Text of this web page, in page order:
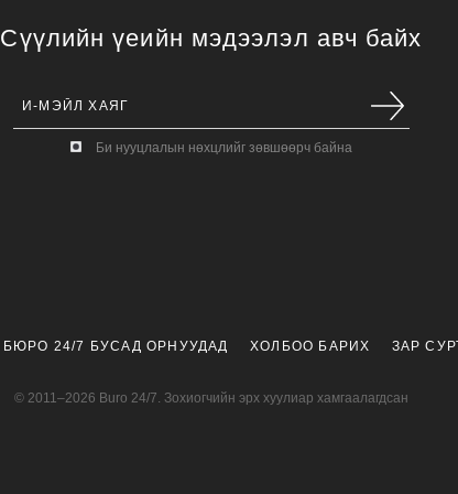
Сүүлийн үеийн мэдээлэл авч байх
Би нууцлалын нөхцлийг зөвшөөрч байна
БЮРО 24/7 БУСАД ОРНУУДАД ХОЛБОО БАРИХ ЗАР
© 2011–2026 Buro 24/7. Зохиогчийн эрх хуулиар хамгаалагдсан